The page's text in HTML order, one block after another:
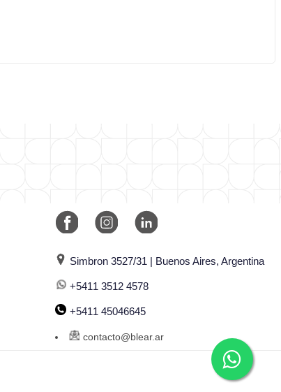
Simbron 3527/31 | Buenos Aires, Argentina
+5411 3512 4578
+5411 45046645
contacto@blear.ar